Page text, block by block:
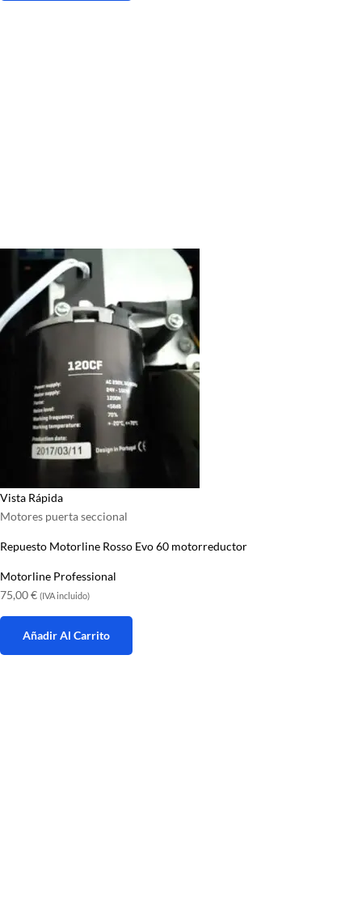
Vista Rápida
Motores puerta seccional
Repuesto Motorline Rosso Evo 60 motorreductor
Motorline Professional
75,00€ (IVA incluido)
Añadir Al Carrito